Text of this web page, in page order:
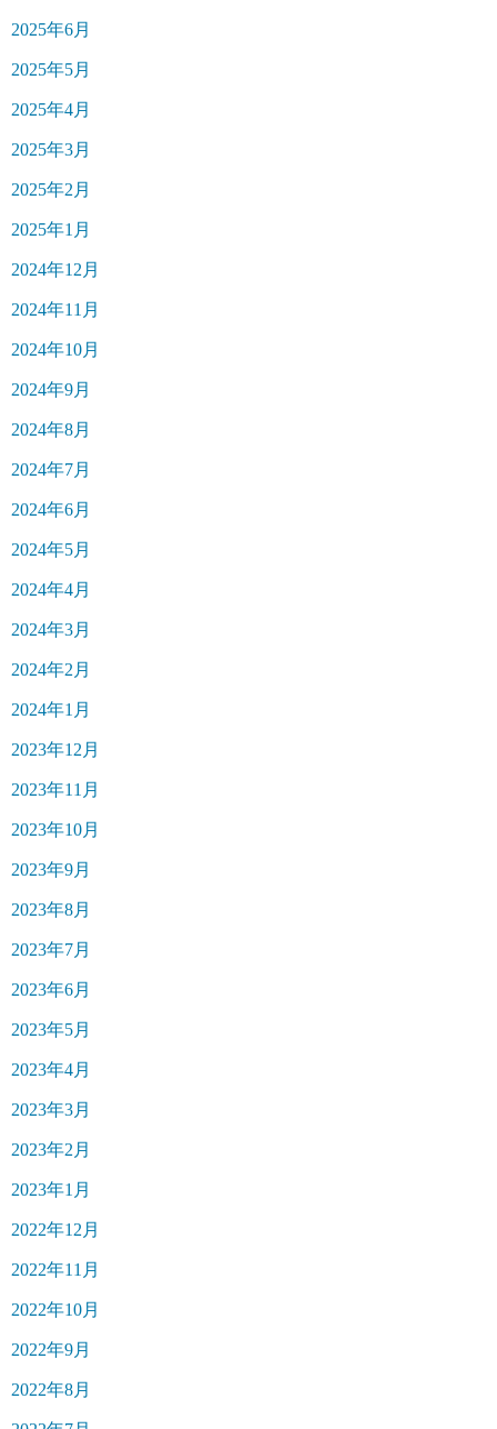
2025年6月
2025年5月
2025年4月
2025年3月
2025年2月
2025年1月
2024年12月
2024年11月
2024年10月
2024年9月
2024年8月
2024年7月
2024年6月
2024年5月
2024年4月
2024年3月
2024年2月
2024年1月
2023年12月
2023年11月
2023年10月
2023年9月
2023年8月
2023年7月
2023年6月
2023年5月
2023年4月
2023年3月
2023年2月
2023年1月
2022年12月
2022年11月
2022年10月
2022年9月
2022年8月